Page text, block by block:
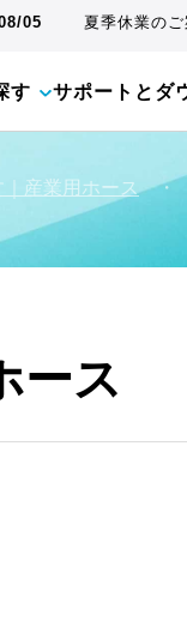
05 夏季休業の
す サポートとダ
産業用ホース ・
ース